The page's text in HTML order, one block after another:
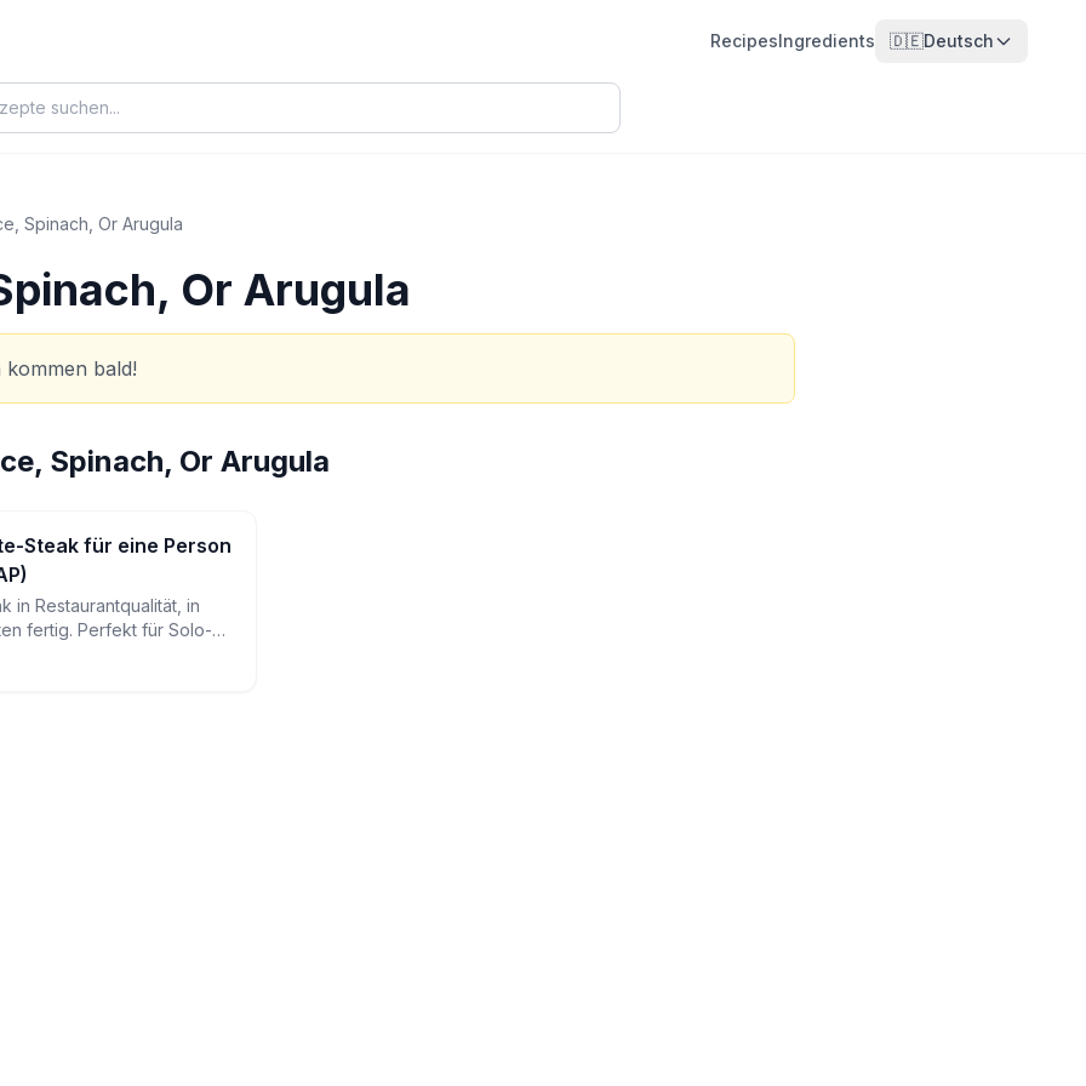
RecipesIngredients 🇩🇪Deutsch
Spinach, Or Arugula
Or Arugula
bald!
Spinach, Or Arugula
Steak für eine Person
in Restaurantqualität, in
fertig. Perfekt für Solo-
– dieses saftige